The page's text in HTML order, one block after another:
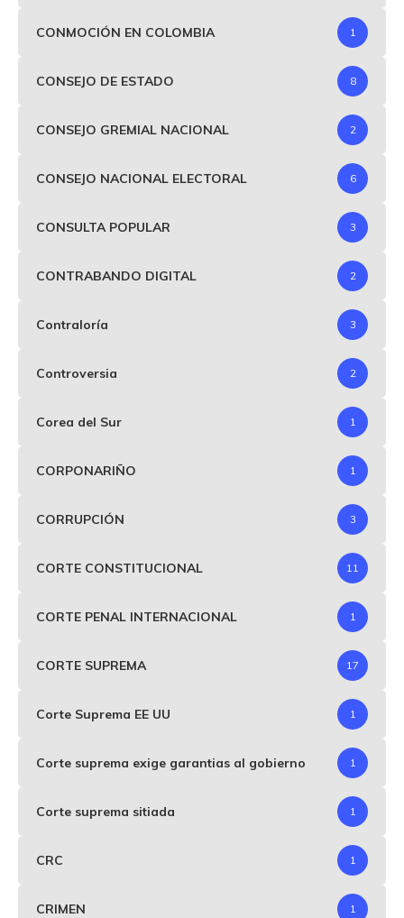
CONMOCIÓN EN COLOMBIA 1
CONSEJO DE ESTADO 8
CONSEJO GREMIAL NACIONAL 2
CONSEJO NACIONAL ELECTORAL 6
CONSULTA POPULAR 3
CONTRABANDO DIGITAL 2
Contraloría 3
Controversia 2
Corea del Sur 1
CORPONARIÑO 1
CORRUPCIÓN 3
CORTE CONSTITUCIONAL 11
CORTE PENAL INTERNACIONAL 1
CORTE SUPREMA 17
Corte Suprema EE UU 1
Corte suprema exige garantias al gobierno 1
Corte suprema sitiada 1
CRC 1
CRIMEN 1